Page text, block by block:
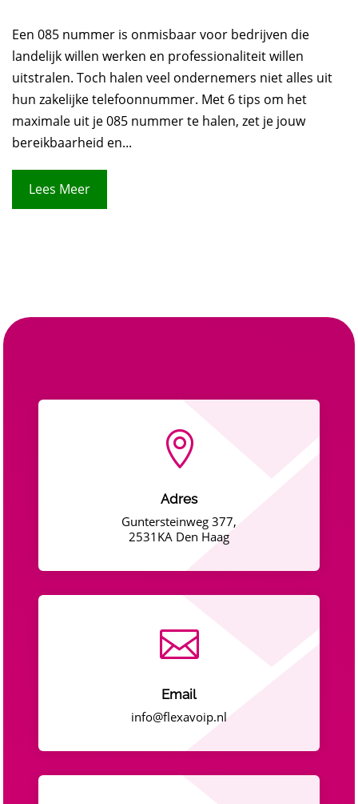
Een 085 nummer is onmisbaar voor bedrijven die
landelijk willen werken en professionaliteit willen
uitstralen. Toch halen veel ondernemers niet alles uit
hun zakelijke telefoonnummer. Met 6 tips om het
maximale uit je 085 nummer te halen, zet je jouw
bereikbaarheid en...
Lees Meer

Adres
Guntersteinweg 377,
2531KA Den Haag

Email
info@flexavoip.nl